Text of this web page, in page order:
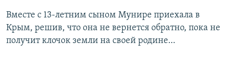
Вместе с 13-летним сыном Мунире приехала в
Крым, решив, что она не вернется обратно, пока не
получит клочок земли на своей родине…